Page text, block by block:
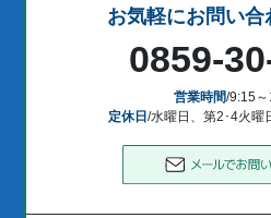
お気軽にお問い合
0859-
営業時間/9:15
定休日 /水曜日、第2･4火曜